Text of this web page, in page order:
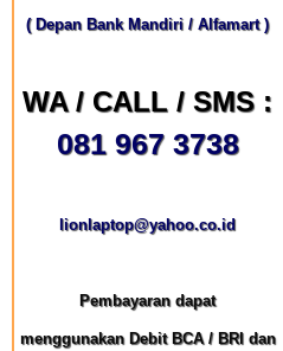
( Depan Bank Mandiri / Alfamart )
WA / CALL / SMS :
081 967 3738
lionlaptop@yahoo.co.id
Pembayaran dapat
menggunakan Debit BCA / BRI dan